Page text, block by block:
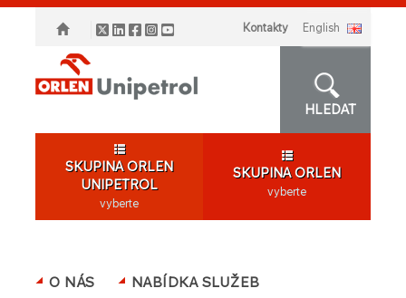
Kontakty english
HLEDAT
SKUPINA ORLEN
UNIPETROL
vyberte
SKUPINA ORLEN
vyberte
O NÁS
NABÍDKA SLUŽEB